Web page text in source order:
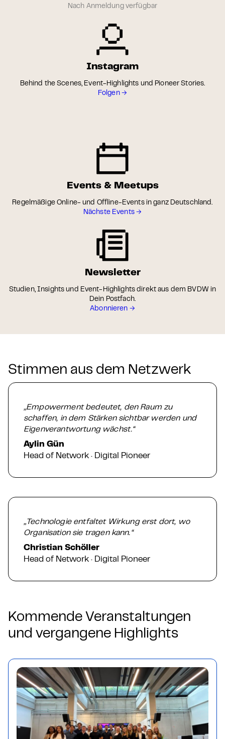
Nach Anmeldung verfügbar
Instagram
Behind the Scenes, Event-Highlights und Pioneer Stories.
Folgen →
Events & Meetups
Regelmäßige Online- und Offline-Events in ganz Deutschland.
Nächste Events →
Newsletter
Studien, Insights und Event-Highlights direkt aus dem BVDW in
Dein Postfach.
Abonnieren →
Stimmen aus dem Netzwerk
„Empowerment bedeutet, den Raum zu
schaffen, in dem Stärken sichtbar werden und
Eigenverantwortung wächst.“
Aylin Gün
Head of Network · Digital Pioneer
„Technologie entfaltet Wirkung erst dort, wo
Organisation sie tragen kann.“
Christian Schöller
Head of Network · Digital Pioneer
Kommende Veranstaltungen
und vergangene Highlights